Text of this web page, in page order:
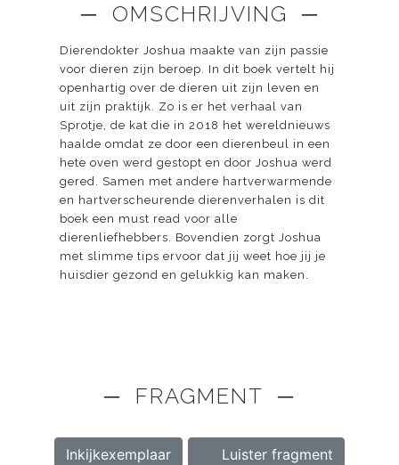
─ OMSCHRIJVING ─
Dierendokter Joshua maakte van zijn passie
voor dieren zijn beroep. In dit boek vertelt hij
openhartig over de dieren uit zijn leven en
uit zijn praktijk. Zo is er het verhaal van
Sprotje, de kat die in 2018 het wereldnieuws
haalde omdat ze door een dierenbeul in een
hete oven werd gestopt en door Joshua werd
gered. Samen met andere hartverwarmende
en hartverscheurende dierenverhalen is dit
boek een must read voor alle
dierenliefhebbers. Bovendien zorgt Joshua
met slimme tips ervoor dat jij weet hoe jij je
huisdier gezond en gelukkig kan maken.
─ FRAGMENT ─
Inkijkexemplaar Luister fragment